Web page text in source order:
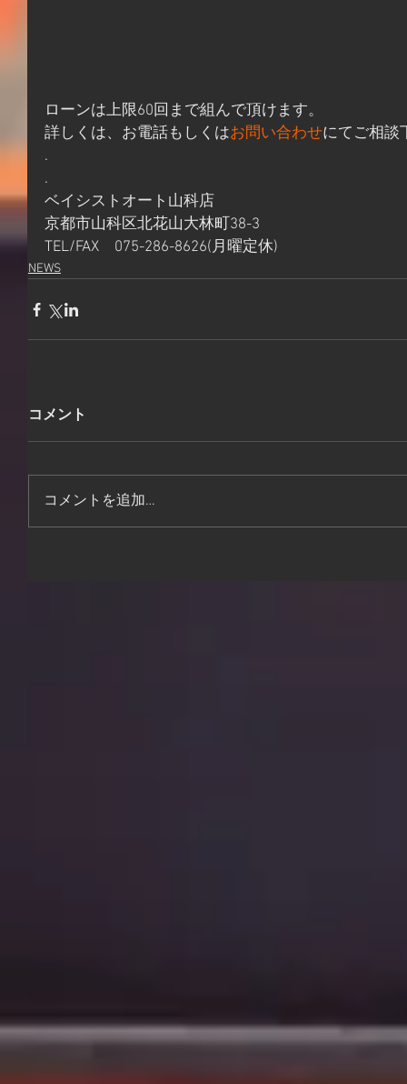
ローンは上限60回まで組んで頂けます。
詳しくは、お電話もしくはお問い合わせにてご相談
.
.
ベイシストオート山科店
京都市山科区北花山大林町38-3
TEL/FAX　075-286-8626(月曜定休)
NEWS
コメント
コメントを追加…